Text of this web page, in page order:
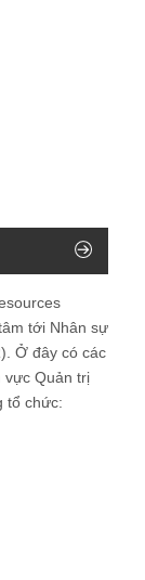
tới Nhân sự
Ở đây có các
vực Quản trị
tổ chức: